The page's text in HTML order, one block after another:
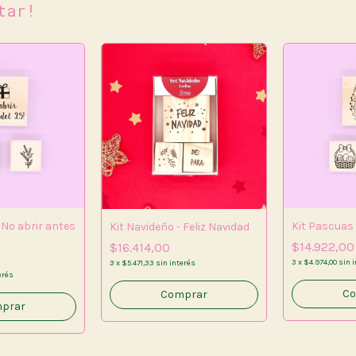
abrir antes
Kit Navideño - Feliz Navidad
$16.414,00
3 x $5.471,33 sin interés
Kit Pascuas
$14.922,00
3 x $4.974,00 sin